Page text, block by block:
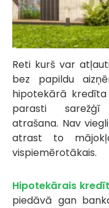
Reti kurš var
bez papildu
hipotekārā
parasti sarežģī
atrašana. Nav
atrast to
vispiemērotākais.
Hipotekārais
piedāvā gan